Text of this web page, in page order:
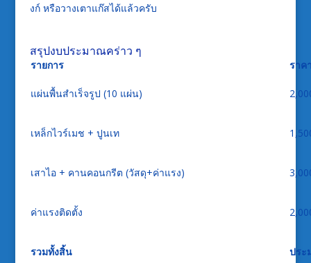
งก์ หรือวางเตาแก๊สได้แล้วครับ
สรุปงบประมาณคร่าว ๆ
รายการ ราค
แผ่นพื้นสำเร็จรูป (10 แผ่น)
เหล็กไวร์เมช + ปูนเท
เสาไอ + คานคอนกรีต (วัสดุ+ค่าแรง)
ค่าแรงติดตั้ง
รวมทั้งสิ้น ประ